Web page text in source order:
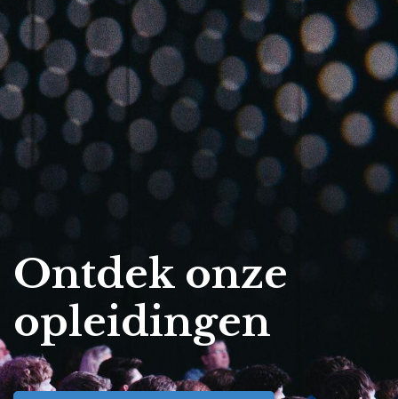
Ontdek onze
opleidingen